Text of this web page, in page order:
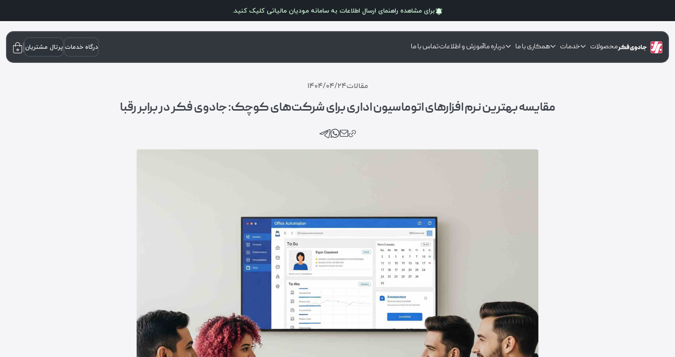
برای مشاهده راهنمای ارسال اطلاعات به سامانه مودیان مالیاتی کلیک کنید.
محصولات خدمات همکاری با ما درباره ماآموزش و اطلاعاتتماس با ما درگاه خدمات پرتال مشتریان ۰
مقالات۱۴۰۴/۰۴/۲۴
مقایسه بهترین نرم افزارهای اتوماسیون اداری برای شرکت‌های کوچک: جادوی فکر در برابر رقبا